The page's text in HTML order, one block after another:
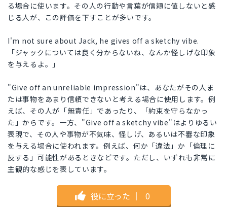
る場合に使います。その人の行動や言葉が信頼に値しないと感
じる人が、この評価を下すことが多いです。
I'm not sure about Jack, he gives off a sketchy vibe.
「ジャックについては良く分からないね、なんか怪しげな印象
を与えるよ。」
"Give off an unreliable impression"は、あなたがその人ま
たは事物をあまり信頼できないと考える場合に使用します。例
えば、その人が「無責任」であったり、「約束を守らなかっ
た」からです。一方、"Give off a sketchy vibe"はよりゆるい
表現で、その人や事物が不気味、怪しげ、あるいは不審な印象
を与える場合に使われます。例えば、何か「違法」か「倫理に
反する」可能性があるときなどです。ただし、いずれも非常に
主観的な感じを表しています。
役に立った ｜ 0